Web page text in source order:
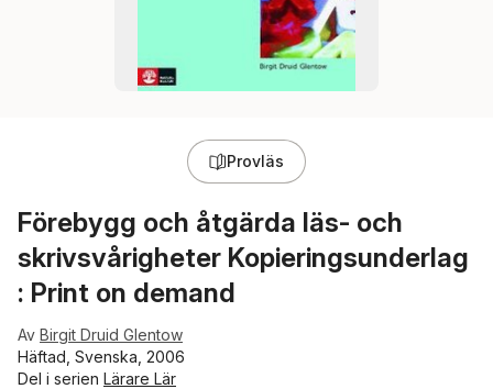
Provläs
Förebygg och åtgärda läs- och
skrivsvårigheter Kopieringsunderlag
: Print on demand
Av Birgit Druid Glentow
Häftad, Svenska, 2006
Del i serien Lärare Lär